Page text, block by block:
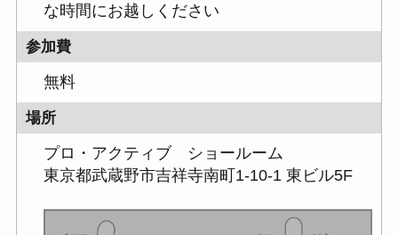
な時間にお越しください
参加費
無料
場所
プロ・アクティブ ショールーム
東京都武蔵野市吉祥寺南町1-10-1 東ビル5F